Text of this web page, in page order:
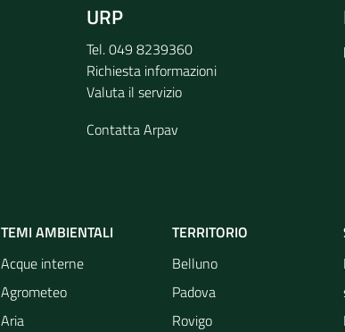
URP
Tel. 049 8239360
Richiesta informazioni
Valuta il servizio
Contatta Arpav
TEMI AMBIENTALI
Acque interne
Agrometeo
Aria
TERRITORIO
Belluno
Padova
Rovigo